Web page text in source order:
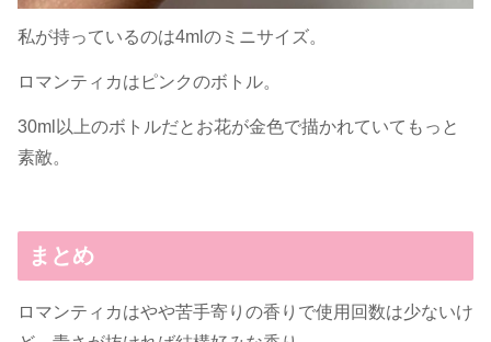
私が持っているのは4mlのミニサイズ。
ロマンティカはピンクのボトル。
30ml以上のボトルだとお花が金色で描かれていてもっと
素敵。
まとめ
ロマンティカはやや苦手寄りの香りで使用回数は少ないけ